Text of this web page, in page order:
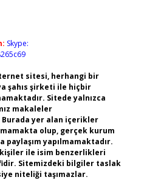
Skype:
sitesi, herhangi bir
şahıs şirketi ile hiçbir
Sitede yalnızca
makaleler
Burada yer alan içerikler
olup, gerçek kurum
paylaşım yapılmamaktadır.
ile isim benzerlikleri
Sitemizdeki bilgiler taslak
niteliği taşımazlar.